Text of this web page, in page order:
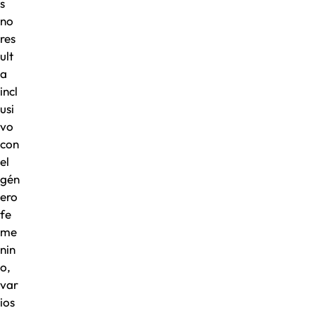
s
no
res
ult
a
incl
usi
vo
con
el
gén
ero
fe
me
nin
o,
var
ios